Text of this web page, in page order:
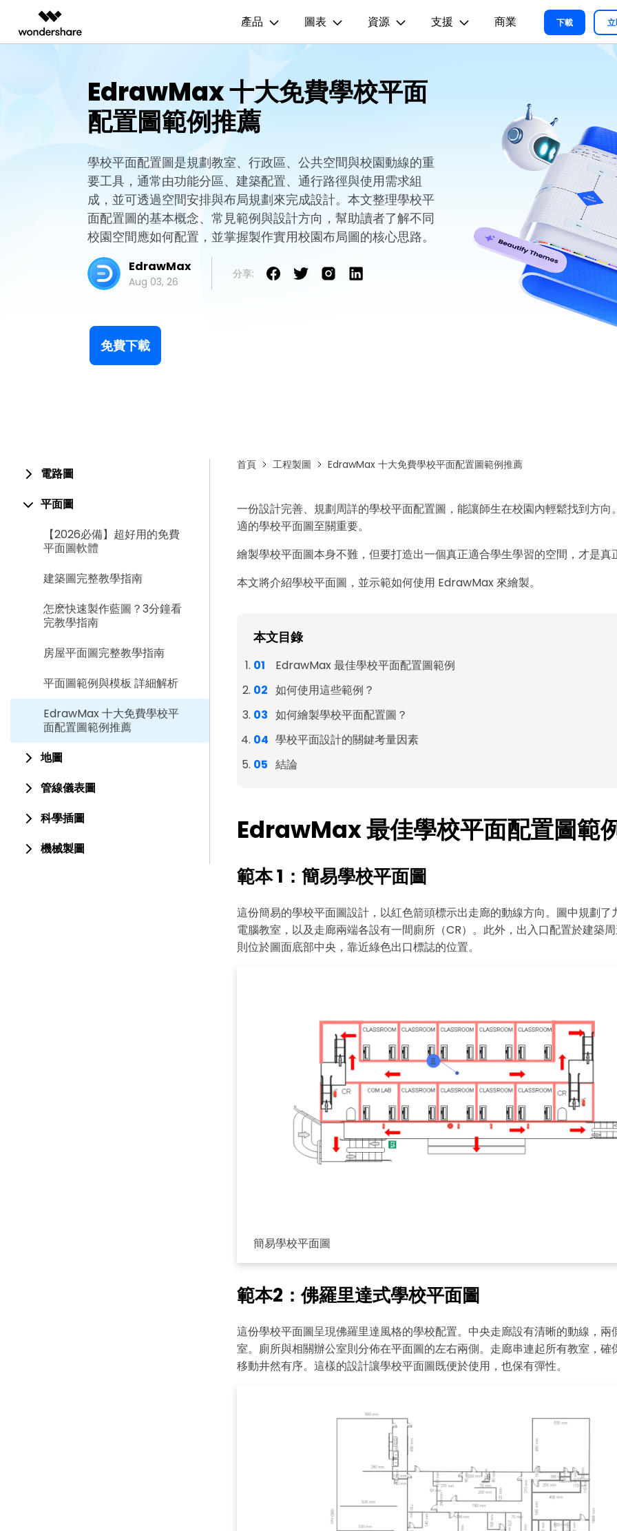
精選產品
AIGC 數位創意
完整的影片編輯工具。
一站式 AI 創意工作室。
UniConverter
高速媒體轉換工具。
AI 影片、圖片、音樂生成器。
AI 驅動的創意工具。
圖表與圖像產品
EdrawMax
輕鬆繪製圖表。
協作式心智圖工具。
PDF 解決方案產品
雲端文件管理。
實用工具
遺失檔案
商務
企業
教育
聯盟行銷
PDF 解決方案
PDFelement
圖表與圖像
Filmora
UniConverter
關於我們
我們的故事
新聞中心 商店
產品
EdrawMax
多合一圖表軟體
EdrawMind
心智圖與腦力激盪工具
圖表
商業用途
流程圖
心智圖
組織結構圖
時間軸
甘特圖
技術用途
UML
電路圖
P&ID
網絡拓撲結構
資訊圖
資源
資源範本
EdrawMax 社區
EdrawMind 畫廊
文章内容
各種商務圖表範例 >
各種系統架構圖表範例 >
各種關係圖譜圖表範例 >
各種思緒整理範例 >
各種作圖資源 >
支援
教程
EdrawMax 教程 >
支援中心
支援中心 >
更新日志
EdrawMax 更新日志 > EdrawMind 更新日志 >
免費下載EdrawMind
商業 下載
EdrawMax 十大免費學校平面
配置圖範例推薦
學校平面配置圖是規劃教室、行政區、公共空間與校園動線的重
要工具，通常由功能分區、建築配置、通行路徑與使用需求組
成，並可透過空間安排與布局規劃來完成設計。本文整理學校平
面配置圖的基本概念、常見範例與設計方向，幫助讀者了解不同
校園空間應如何配置，並掌握製作實用校園布局圖的核心思路。
EdrawMax
Aug 03, 26
分享:
免費下載
電路圖
平面圖
【2026必備】超好用的免費
平面圖軟體
建築圖完整教學指南
怎麽快速製作藍圖？3分鐘看
完教學指南
房屋平面圖完整教學指南
平面圖範例與模板 詳細解析
EdrawMax 十大免費學校平
面配置圖範例推薦
地圖
管線儀表圖
科學插圖
機械製圖
首頁 工程製圖 EdrawMax 十大免費學校平面配置圖範例推薦
一份設計完善、規劃周詳的學校平面配置圖，能讓師生在校園內輕鬆找到方向
適的學校平面圖至關重要。
繪製學校平面圖本身不難，但要打造出一個真正適合學生學習的空間，才是真
本文將介紹學校平面圖，並示範如何使用 EdrawMax 來繪製。
本文目錄
EdrawMax 最佳學校平面配置圖範例
如何使用這些範例？
如何繪製學校平面配置圖？
學校平面設計的關鍵考量因素
結論
EdrawMax 最佳學校平面配置圖範
範本 1：簡易學校平面圖
這份簡易的學校平面圖設計，以紅色箭頭標示出走廊的動線方向。圖中規劃了
電腦教室，以及走廊兩端各設有一間廁所（CR）。此外，出入口配置於建築
則位於圖面底部中央，靠近綠色出口標誌的位置。
點擊查看完整圖片並免費編輯
簡易學校平面圖
範本2：佛羅里達式學校平面圖
這份學校平面圖呈現佛羅里達風格的學校配置。中央走廊設有清晰的動線，兩
室。廁所與相關辦公室則分佈在平面圖的左右兩側。走廊串連起所有教室，確
移動井然有序。這樣的設計讓學校平面圖既便於使用，也保有彈性。
EdrawMax
支援超過 210 種圖表類型的